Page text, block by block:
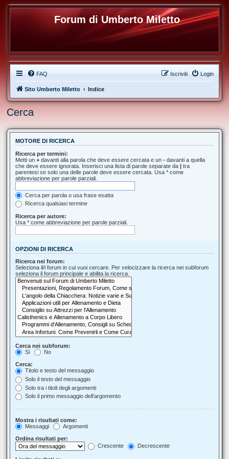
Forum di Umberto Miletto
FAQ Login
Iscriviti
Sito Umberto Miletto Indice
Cerca
MOTORE DI RICERCA
Ricerca per termini:
Metti un + davanti alla parola che deve essere cercata e un - davanti a quella
che deve essere ignorata. Inserisci una lista di parole separate da | tra
parentesi se solo una delle parole deve essere cercata. Usa * come
abbreviazione per parole parziali.
Cerca per parola o usa frase esatta
Ricerca qualsiasi termine
Ricerca per autore:
Usa * come abbreviazione per parole parziali.
OPZIONI DI RICERCA
Ricerca nei forum:
Seleziona il/i forum in cui vuoi cercare. Per velocizzare la ricerca nei subforum
seleziona il forum principale e abilita la ricerca.
Cerca nei subforum:
Sì
No
Cerca:
Titolo e testo del messaggio
Solo il testo del messaggio
Solo tra i titoli degli argomenti
Solo il primo messaggio dell’argomento
Mostra i risultati come:
Messaggi
Argomenti
Ordina risultati per:
Crescente
Decrescente